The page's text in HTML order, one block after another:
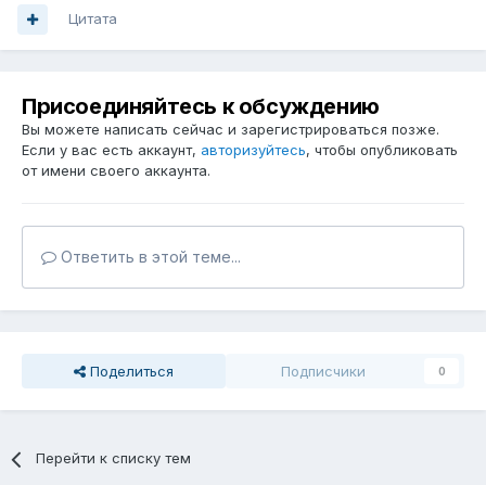
Цитата
Присоединяйтесь к обсуждению
Вы можете написать сейчас и зарегистрироваться позже.
Если у вас есть аккаунт, авторизуйтесь, чтобы опубликовать
от имени своего аккаунта.
Ответить в этой теме...
Поделиться Подписчики 0
Перейти к списку тем